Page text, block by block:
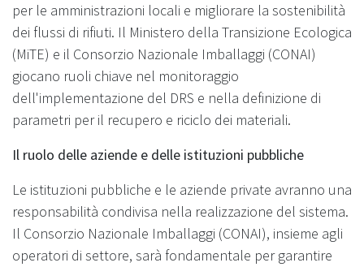
per le amministrazioni locali e migliorare la sostenibilità
dei flussi di rifiuti. Il Ministero della Transizione Ecologica
(MiTE) e il Consorzio Nazionale Imballaggi (CONAI)
giocano ruoli chiave nel monitoraggio
dell'implementazione del DRS e nella definizione di
parametri per il recupero e riciclo dei materiali.
Il ruolo delle aziende e delle istituzioni pubbliche
Le istituzioni pubbliche e le aziende private avranno una
responsabilità condivisa nella realizzazione del sistema.
Il Consorzio Nazionale Imballaggi (CONAI), insieme agli
operatori di settore, sarà fondamentale per garantire